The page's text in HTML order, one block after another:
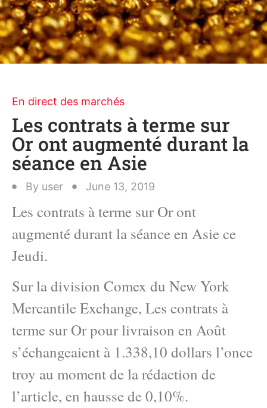
En direct des marchés
Les contrats à terme sur
Or ont augmenté durant la
séance en Asie
By user June 13, 2019
Les contrats à terme sur Or ont
augmenté durant la séance en Asie ce
Jeudi.
Sur la division Comex du New York
Mercantile Exchange, Les contrats à
terme sur Or pour livraison en Août
s’échangeaient à 1.338,10 dollars l’once
troy au moment de la rédaction de
l’article, en hausse de 0,10%.